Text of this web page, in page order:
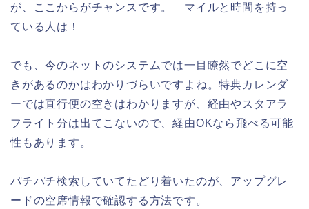
が、ここからがチャンスです。 マイルと時間を持っ
ている人は！
でも、今のネットのシステムでは一目瞭然でどこに空
きがあるのかはわかりづらいですよね。特典カレンダ
ーでは直行便の空きはわかりますが、経由やスタアラ
フライト分は出てこないので、経由OKなら飛べる可能
性もあります。
パチパチ検索していてたどり着いたのが、アップグレ
ードの空席情報で確認する方法です。